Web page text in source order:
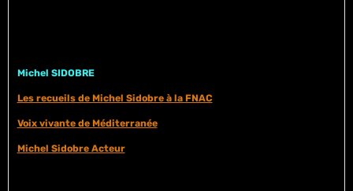
Michel SIDOBRE
Les recueils de Michel Sidobre à la FNAC
Voix vivante de Méditerranée
Michel Sidobre Acteur